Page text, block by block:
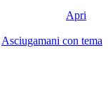
Apri
Asciugamani con tema